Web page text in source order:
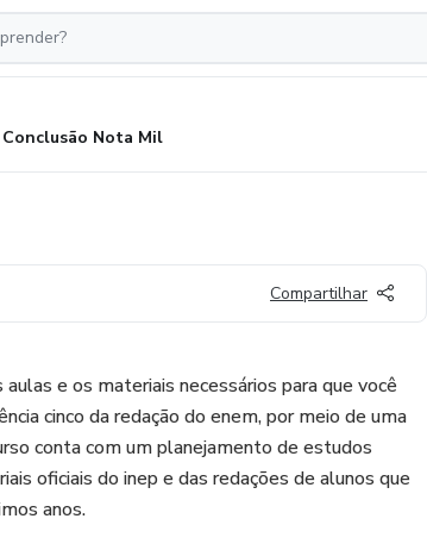
Conclusão Nota Mil
Compartilhar
e os materiais necessários para que você
cinco da redação do enem, por meio de uma
conta com um planejamento de estudos
oficiais do inep e das redações de alunos que
anos.